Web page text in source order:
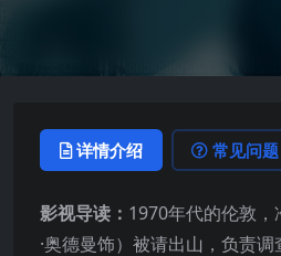
详情介绍 常见问题
影视导读： 1970年代的伦敦
·奥德曼饰）被请出山，负责